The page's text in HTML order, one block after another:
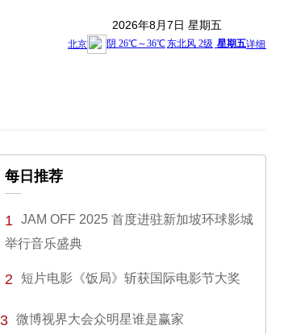
2026年8月7日 星期五
每日推荐
1 JAM OFF 2025 首度进驻新加坡环球影城
举行音乐盛典
2 短片电影《饭局》斩获国际电影节大奖
3 微博视界大会众明星谁是赢家